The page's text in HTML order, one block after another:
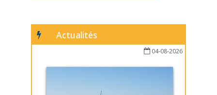
Actualités
04-08-2026